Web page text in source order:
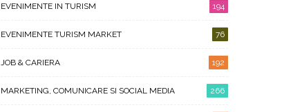
EVENIMENTE IN TURISM 194
EVENIMENTE TURISM MARKET 76
JOB & CARIERA 192
MARKETING, COMUNICARE SI SOCIAL MEDIA 266